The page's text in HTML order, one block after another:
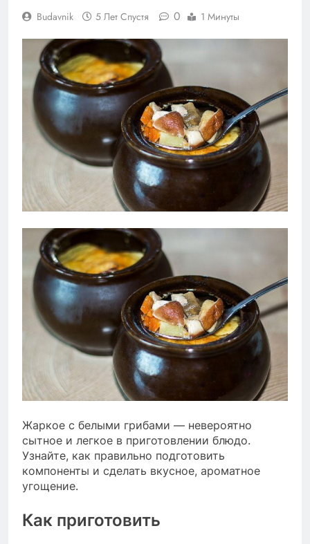
Budavnik 5 Лет Спустя 0 1 Минуты
Жаркое с белыми грибами — невероятно
сытное и легкое в приготовлении блюдо.
Узнайте, как правильно подготовить
компоненты и сделать вкусное, ароматное
угощение.
Как приготовить